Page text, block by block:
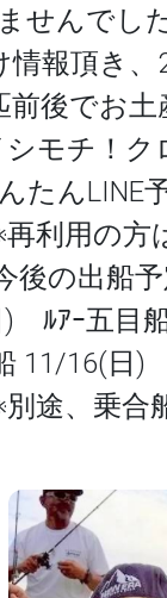
せんでし
情報頂き
前後でお
シモチ！
んLINE
再利用の
後の出船
) ﾙｱｰ五
11/16(
途、乗